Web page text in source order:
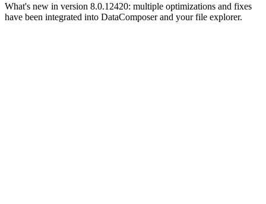
What's new in version 8.0.12420: multiple optimizations and fixes
have been integrated into DataComposer and your file explorer.